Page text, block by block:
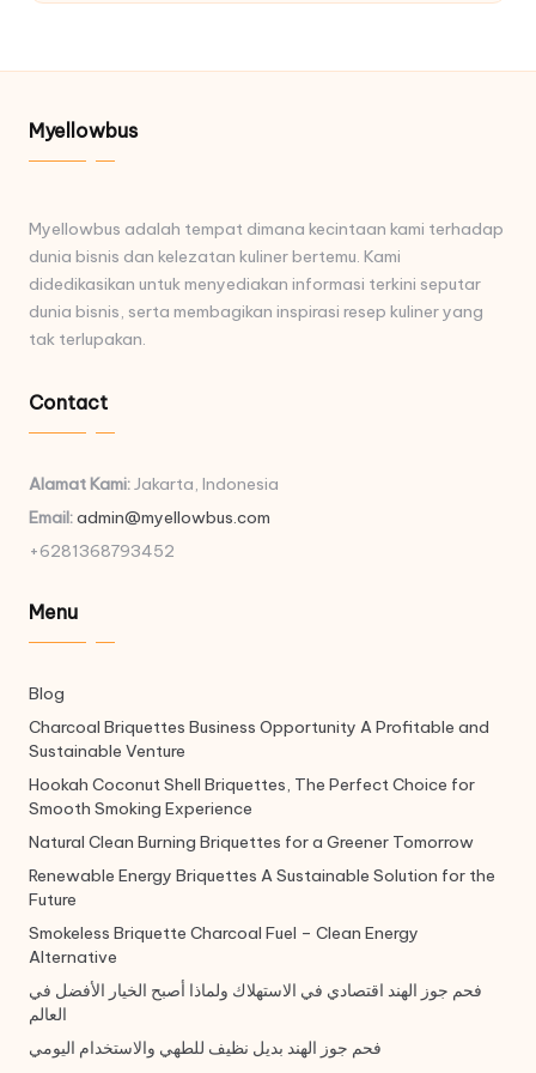
Myellowbus
Myellowbus adalah tempat dimana kecintaan kami terhadap
dunia bisnis dan kelezatan kuliner bertemu. Kami
didedikasikan untuk menyediakan informasi terkini seputar
dunia bisnis, serta membagikan inspirasi resep kuliner yang
tak terlupakan.
Contact
Alamat Kami:Jakarta, Indonesia
Email:admin@myellowbus.com
+6281368793452
Menu
Blog
Charcoal Briquettes Business Opportunity A Profitable and
Sustainable Venture
Hookah Coconut Shell Briquettes, The Perfect Choice for
Smooth Smoking Experience
Natural Clean Burning Briquettes for a Greener Tomorrow
Renewable Energy Briquettes A Sustainable Solution for the
Future
Smokeless Briquette Charcoal Fuel – Clean Energy
Alternative
فحم جوز الهند اقتصادي في الاستهلاك ولماذا أصبح الخيار الأفضل في
العالم
فحم جوز الهند بديل نظيف للطهي والاستخدام اليومي